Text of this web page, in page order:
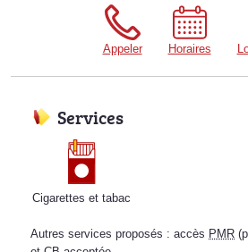
Appeler Horaires
Services
Cigarettes et tabac
Autres services proposés : accès PMR